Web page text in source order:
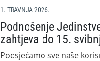
1. TRAVNJA 2026.
Podnošenje
zahtjeva do 15.
Podsjećamo sve naše